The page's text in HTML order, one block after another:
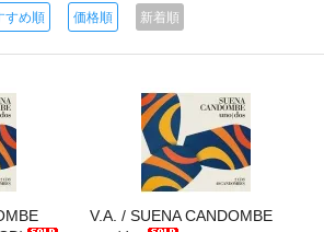
すめ順 価格順 新着順
V.A. / SUENA CANDOMBE